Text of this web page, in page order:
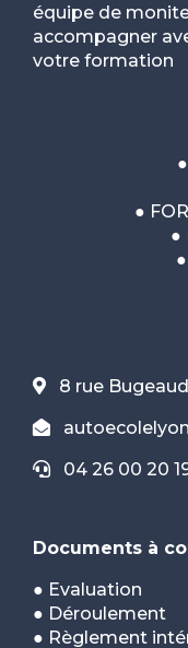
équipe de
accompagner
votre formation
●
●
●
●
8 rue
04 26 00 20
Documents à
● Evaluation
● Déroulement
● Règlement